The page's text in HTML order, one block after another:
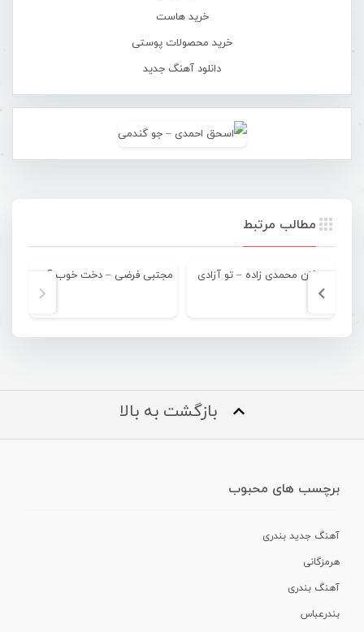
خرید هاست
خرید محصولات پوستی
دانلود آهنگ جدید
مطالب مرتبط
عرفان محمدی زاده – تو آزادی
بازگشت به بالا
برچسب های محبوب
آهنگ جدید بندری
هرمزگانی
آهنگ بندری
بندرعباس